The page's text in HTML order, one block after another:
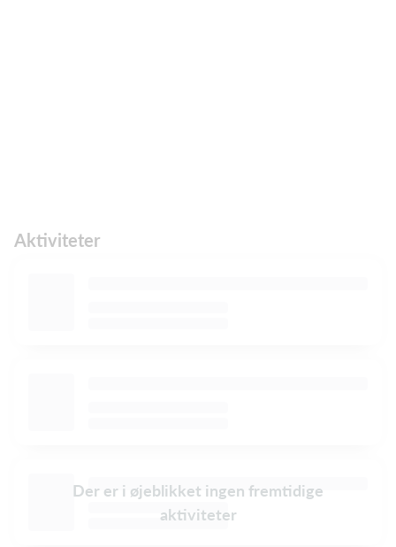
Aktiviteter
Der er i øjeblikket ingen fremtidige
aktiviteter